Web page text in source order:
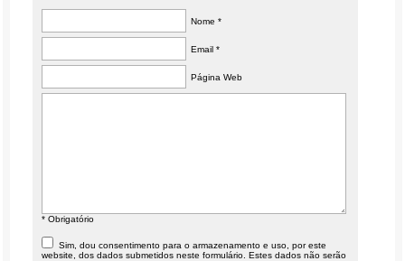
Nome *
Email *
Página Web
* Obrigatório
Sim, dou consentimento para o armazenamento e uso, por este
website, dos dados submetidos neste formulário. Estes dados não serão